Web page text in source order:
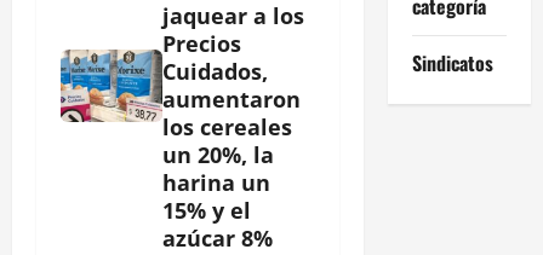
jaquear a los
Precios
Cuidados,
aumentaron
los cereales
un 20%, la
harina un
15% y el
azúcar 8%
Sindicatos